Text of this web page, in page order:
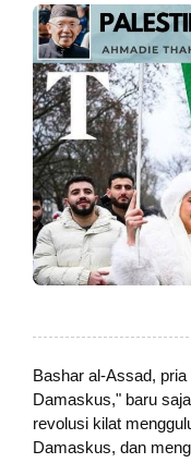
Bashar al-Assad,
Damaskus," baru
revolusi kilat
Damaskus, dan